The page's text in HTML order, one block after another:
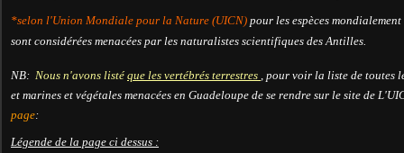
*selon l'Union Mondiale pour la Nature (UICN) pour les espèces mondialement
sont considérées menacées par les naturalistes scientifiques des Antilles.
NB: Nous n'avons listé que les vertébrés terrestres , pour voir la liste de toutes
et marines et végétales menacées en Guadeloupe de se rendre sur le site de
page:
Légende de la page ci dessus :